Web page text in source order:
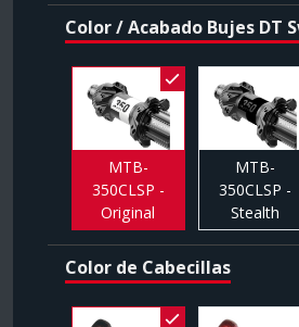
Color / Acabado Bujes DT
MTB-
350CLSP -
Original
MTB-
350CLSP -
Stealth
Color de Cabecillas